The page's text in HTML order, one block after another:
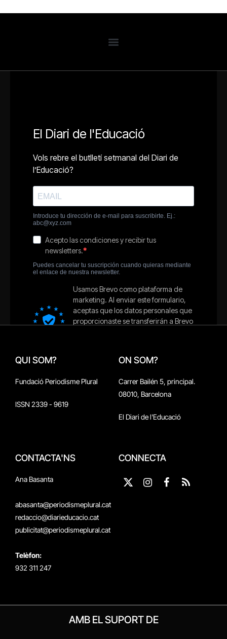
QUI SOM?
Fundació Periodisme Plural
ISSN 2339 - 9619
ON SOM?
Carrer Bailén 5, principal.
08010, Barcelona
El Diari de l'Educació
CONTACTA'NS
Ana Basanta
abasanta@periodismeplural.cat
redaccio@diarieducacio.cat
publicitat@periodismeplural.cat
Telèfon:
932 311 247
CONNECTA
X
Instagram
Facebook
RSS
AMB EL SUPORT DE